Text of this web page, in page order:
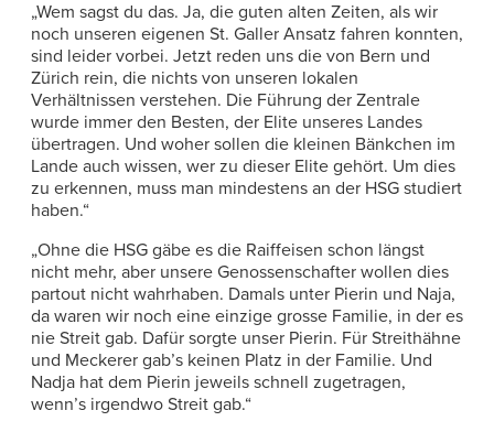
„Wem sagst du das. Ja, die guten alten Zeiten, als wir
noch unseren eigenen St. Galler Ansatz fahren konnten,
sind leider vorbei. Jetzt reden uns die von Bern und
Zürich rein, die nichts von unseren lokalen
Verhältnissen verstehen. Die Führung der Zentrale
wurde immer den Besten, der Elite unseres Landes
übertragen. Und woher sollen die kleinen Bänkchen im
Lande auch wissen, wer zu dieser Elite gehört. Um dies
zu erkennen, muss man mindestens an der HSG studiert
haben.“
„Ohne die HSG gäbe es die Raiffeisen schon längst
nicht mehr, aber unsere Genossenschafter wollen dies
partout nicht wahrhaben. Damals unter Pierin und Naja,
da waren wir noch eine einzige grosse Familie, in der es
nie Streit gab. Dafür sorgte unser Pierin. Für Streithähne
und Meckerer gab’s keinen Platz in der Familie. Und
Nadja hat dem Pierin jeweils schnell zugetragen,
wenn’s irgendwo Streit gab.“